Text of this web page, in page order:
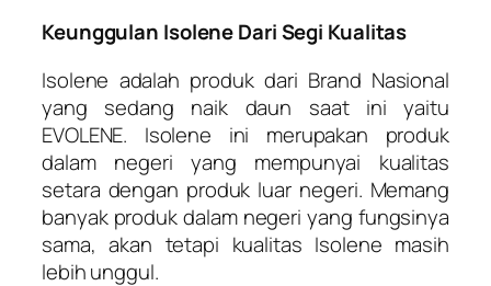
Keunggulan Isolene Dari Segi Kualitas
Isolene adalah produk dari Brand Nasional
yang sedang naik daun saat ini yaitu
EVOLENE. Isolene ini merupakan produk
dalam negeri yang mempunyai kualitas
setara dengan produk luar negeri. Memang
banyak produk dalam negeri yang fungsinya
sama, akan tetapi kualitas Isolene masih
lebih unggul.